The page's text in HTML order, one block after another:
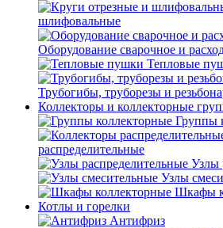
шлифовальные
Оборудование сварочное и
Тепловые
Трубогибы, труборезы и
Коллекторы и коллекторные
Группы
распределительные
Узлы
Узлы
Шкафы
Котлы и горелки
Антифриз